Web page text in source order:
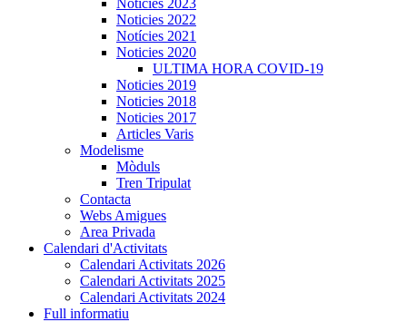
Noticies 2023
Noticies 2022
Notícies 2021
Noticies 2020
ULTIMA HORA COVID-19
Noticies 2019
Noticies 2018
Noticies 2017
Articles Varis
Modelisme
Mòduls
Tren Tripulat
Contacta
Webs Amigues
Area Privada
Calendari d'Activitats
Calendari Activitats 2026
Calendari Activitats 2025
Calendari Activitats 2024
Full informatiu